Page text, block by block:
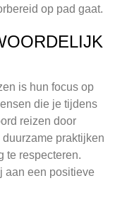
op pad gaat.
is hun focus op
die je tijdens
reizen door
praktijken
te respecteren.
aan een positieve